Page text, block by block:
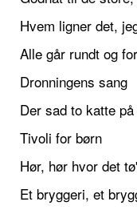
Hvem ligner det,
Alle går rundt og
Dronningens sang
Der sad to katte
Tivoli for børn
Hør, hør hvor det
Et bryggeri, et